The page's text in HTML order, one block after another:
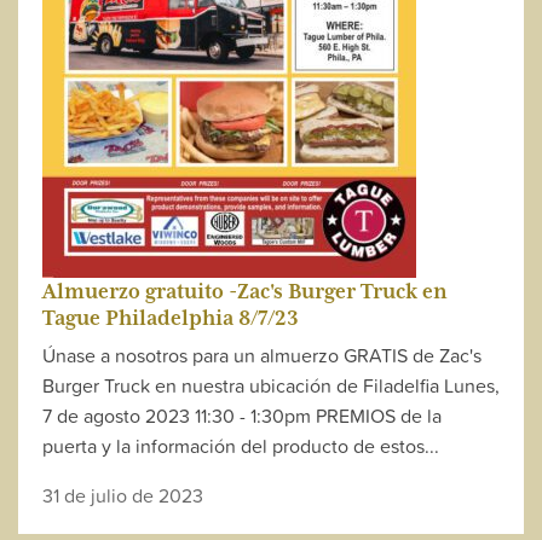
Almuerzo gratuito -Zac's Burger Truck en
Tague Philadelphia 8/7/23
Únase a nosotros para un almuerzo GRATIS de Zac's
Burger Truck en nuestra ubicación de Filadelfia Lunes,
7 de agosto 2023 11:30 - 1:30pm PREMIOS de la
puerta y la información del producto de estos...
31 de julio de 2023